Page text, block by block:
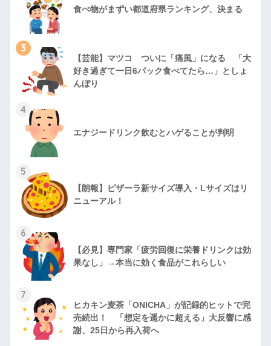
食べ物がまずい都道府県ランキング、決まる
3
【芸能】マツコ ついに「痛風」になる 「大
好き過ぎて一日6パック食べてたら…」としょ
んぼり
4
エナジードリンク飲むとハゲることが判明
5
【朗報】ピザーラ新サイズ導入・Lサイズはリ
ニューアル！
6
【必見】専門家「疲労回復に栄養ドリンクは効
果なし」→本当に効く食品がこれらしい
7
ヒカキン麦茶「ONICHA」が記録的ヒットで完
売続出！ 「想定を遥かに超える」大反響に感
謝、25日から再入荷へ